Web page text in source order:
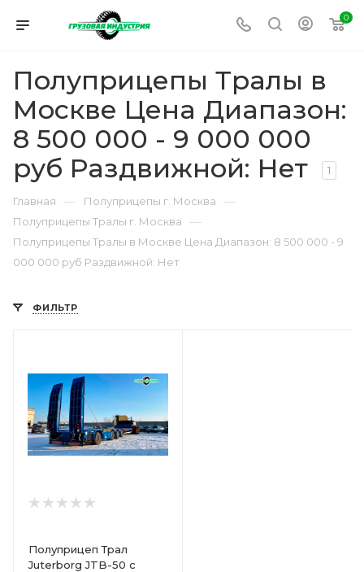
0
Полуприцепы Тралы в
Москве Цена Диапазон:
8 500 000 - 9 000 000
руб Раздвижной: Нет
1
Главная — Полуприцепы г. Москва —
Полуприцепы Тралы г. Москва —
Полуприцепы Тралы в Москве Цена Диапазон: 8 500 000 - 9
000 000 руб Раздвижной: Нет
ФИЛЬТР
Полуприцеп Трал
Juterborg JTB-50 с